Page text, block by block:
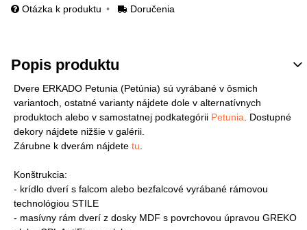
Otázka k produktu Doručenia
Popis produktu
Dvere ERKADO Petunia (Petúnia) sú vyrábané v ôsmich
variantoch, ostatné varianty nájdete dole v alternatívnych
produktoch alebo v samostatnej podkategórii Petunia . Dostupné
dekory nájdete nižšie v galérii.
Zárubne k dverám nájdete tu
Konštrukcia:
- krídlo dverí s falcom alebo bezfalcové vyrábané rámovou
technológiou STILE
- masívny rám dverí z dosky MDF s povrchovou úpravou GREKO